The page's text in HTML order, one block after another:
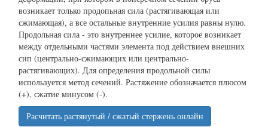
возникает только продопьная сила (растягивающая или
сжимающая), а все остальные внутренние усилия равны нулю.
Продольная сила - это внутреннее усилие, которое возникает
между отдельными частями элемента под действием внешних
сип (центрально-сжимающих или центрально-
растягивающих). Для определения продольной силы
используется метод сечений. Растяжение обозначается плюсом
(+), сжатие минусом (-).
Расчитать растянутый / сжатый стержень онлайн